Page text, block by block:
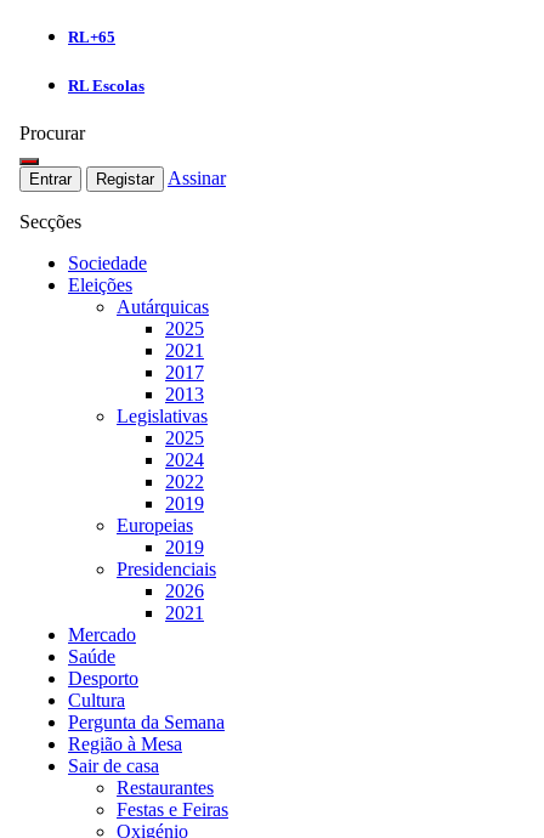
RL+65
RL Escolas
Procurar
Entrar Registar Assinar
Secções
Sociedade
Eleições
Autárquicas
2025
2021
2017
2013
Legislativas
2025
2024
2022
2019
Europeias
2019
Presidenciais
2026
2021
Mercado
Saúde
Desporto
Cultura
Pergunta da Semana
Região à Mesa
Sair de casa
Restaurantes
Festas e Feiras
Oxigénio